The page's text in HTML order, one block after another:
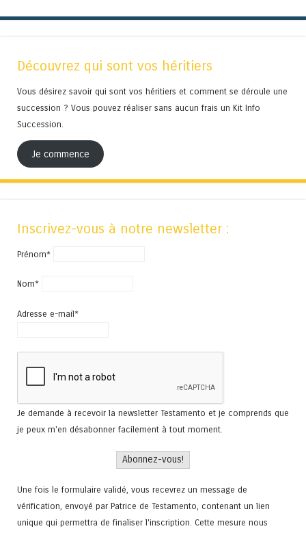
Découvrez qui sont vos héritiers
Vous désirez savoir qui sont vos héritiers et comment se déroule une
succession ? Vous pouvez réaliser sans aucun frais un Kit Info
Succession.
Je commence
Inscrivez-vous à notre newsletter :
Prénom*
Nom*
Adresse e-mail*
Je demande à recevoir la newsletter Testamento et je comprends que
je peux m'en désabonner facilement à tout moment.
Une fois le formulaire validé, vous recevrez un message de
vérification, envoyé par Patrice de Testamento, contenant un lien
unique qui permettra de finaliser l'inscription. Cette mesure nous